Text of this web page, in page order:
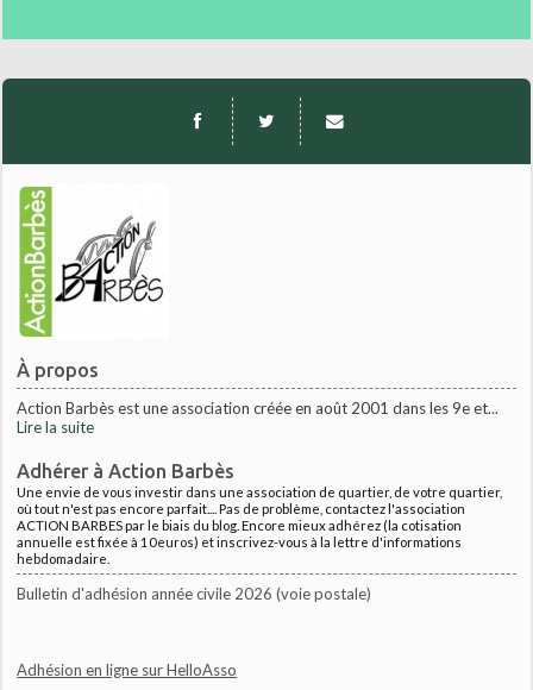
À propos
Action Barbès est une association créée en août 2001 dans les 9e et...
Lire la suite
Adhérer à Action Barbès
Une envie de vous investir dans une association de quartier, de votre quartier,
où tout n'est pas encore parfait.... Pas de problème, contactez l'association
ACTION BARBES par le biais du blog. Encore mieux adhérez (la cotisation
annuelle est fixée à 10euros) et inscrivez-vous à la lettre d'informations
hebdomadaire.
Bulletin d'adhésion année civile 2026 (voie postale)
Adhésion en ligne sur HelloAsso